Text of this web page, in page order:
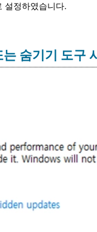
설정하였습니다.
숨기기 도구